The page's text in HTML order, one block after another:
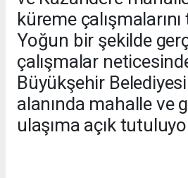
küreme
Yoğun bir şekilde
çalışmalar
Büyükşehir
alanında mahalle ve
ulaşıma açık